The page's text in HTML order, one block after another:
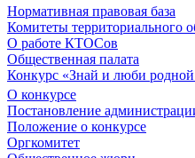
Нормативная правовая база
Комитеты территориального
О работе КТОСов
Общественная палата
Конкурс «Знай и люби
О конкурсе
Постановление
Положение о конкурсе
Оргкомитет